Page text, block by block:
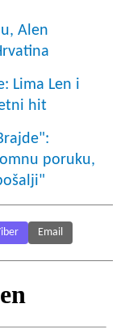
Alen
Lima Len i
hit
poruku,
Email